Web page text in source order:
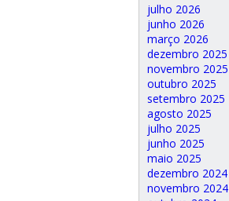
julho 2026
junho 2026
março 2026
dezembro 2025
novembro 2025
outubro 2025
setembro 2025
agosto 2025
julho 2025
junho 2025
maio 2025
dezembro 2024
novembro 2024